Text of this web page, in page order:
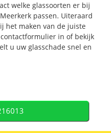
welke glassoorten er bij
passen. Uiteraard
het maken van de juiste
in of bekijk
u uw glasschade snel en